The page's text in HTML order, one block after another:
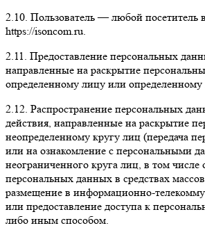
2.10. Пользователь — любой посетитель
https://isoncom.ru.
2.11. Предоставление персональных
направленные на раскрытие
определенному лицу или определенному
2.12. Распространение персональных
действия, направленные на раскрытие
неопределенному кругу лиц (передача
или на ознакомление с персональными
неограниченного круга лиц, в том числе
персональных данных в средствах
размещение в информационно-
или предоставление доступа к
либо иным способом.